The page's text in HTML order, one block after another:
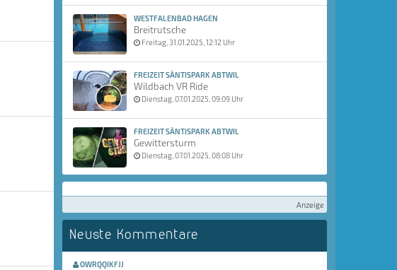
WESTFALENBAD HAGEN
Breitrutsche
Freitag, 31.01.2025, 12:12 Uhr
FREIZEIT SÄNTISPARK ABTWIL
Wildbach VR Ride
Dienstag, 07.01.2025, 09:09 Uhr
FREIZEIT SÄNTISPARK ABTWIL
Gewittersturm
Dienstag, 07.01.2025, 08:08 Uhr
Anzeige
Neuste Kommentare
OWRQQIKFJJ